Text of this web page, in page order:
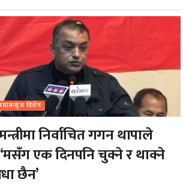
विशेष
निर्वाचित गगन थापाले
एक दिनपनि चुक्ने र थाक्ने
छैन’